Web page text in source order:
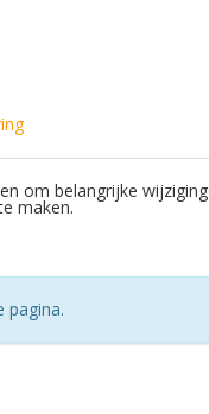
om belangrijke
maken.
pagina.